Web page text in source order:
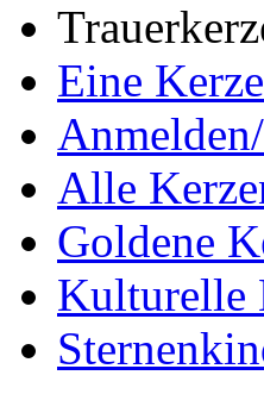
Eine
Alle
Goldene
Kulturelle